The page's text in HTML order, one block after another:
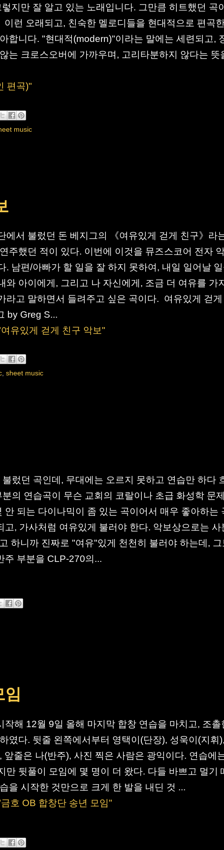
지만 잘 알고 있는 노래입니다. 그만큼 히트했던 곡
런 오래되고, 친숙한 멜로디들을 현대적으로 편곡
합니다. "현대적(modern)"이라는 말에는 세련되고,
는 크로스오버에 가까우며, 고리타분하지 않다는 뜻
편곡)"
music
에서 불렀던 돈 베지그의 《여유있게 걷게 친구》라
주했던 적이 있다. 이번에 이것을 뮤즈스코어 전자
. 남편/아빠가 할 일을 잘 하지 못하여, 내일 일어날
와 아이에게, 그리고 나 자신에게, 조금 더 여유를 가
라고 말하면서 들려주고 싶은 곡이다. 여유있게 걷게
by Greg S...
유있게 걷게 친구 악보"
, sheet music
렀던 곡인데, 무대에는 오르지 못하고 연습만 하다
의 연습곡이 무슨 교회의 코랄이나 초급 화성학 문
되는 다이나믹이 좀 있는 곡이어서 매우 좋아하는
, 가사처럼 여유있게 불러야 한다. 악보상으로는 사
하니까 진짜로 "여유"있게 천천히 불러야 하는데,
주 부분을 CLP-270의...
임
작해 12월 9일 올해 마지막 합창 연습을 마치고, 조촐
였다. 뒷줄 왼쪽에서부터 영택이(단장), 성욱이(지휘
앞줄은 나(반주), 사진 찍은 사람은 광익이다. 연습에
만 뒷풀이 모임에 몇 명이 더 왔다. 다들 바쁘고 멀기
을 시작한 것만으로 크게 한 발을 내딘 것 ...
호 OB 합창단 송년 모임"